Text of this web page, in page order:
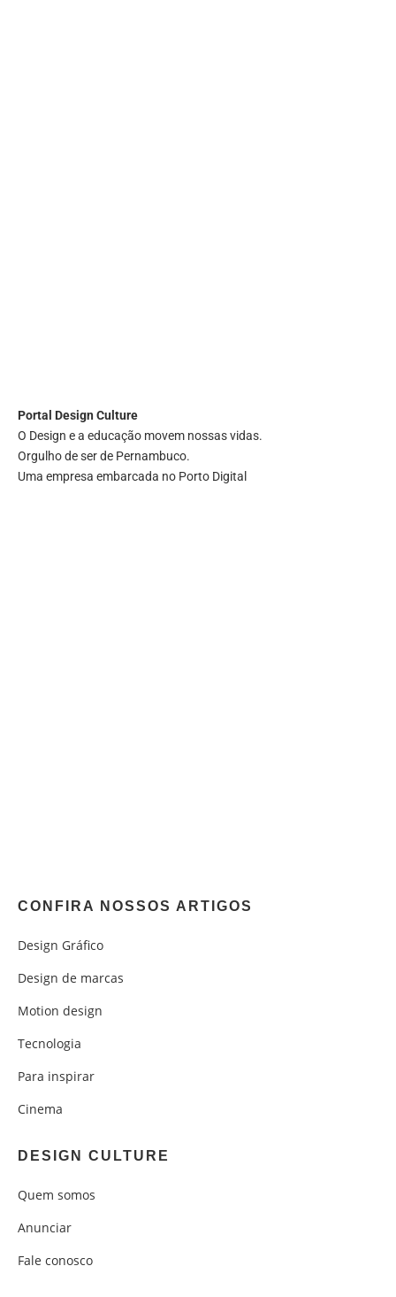
Portal Design Culture
O Design e a educação movem nossas vidas.
Orgulho de ser de Pernambuco.
Uma empresa embarcada no Porto Digital
CONFIRA NOSSOS ARTIGOS
Design Gráfico
Design de marcas
Motion design
Tecnologia
Para inspirar
Cinema
DESIGN CULTURE
Quem somos
Anunciar
Fale conosco